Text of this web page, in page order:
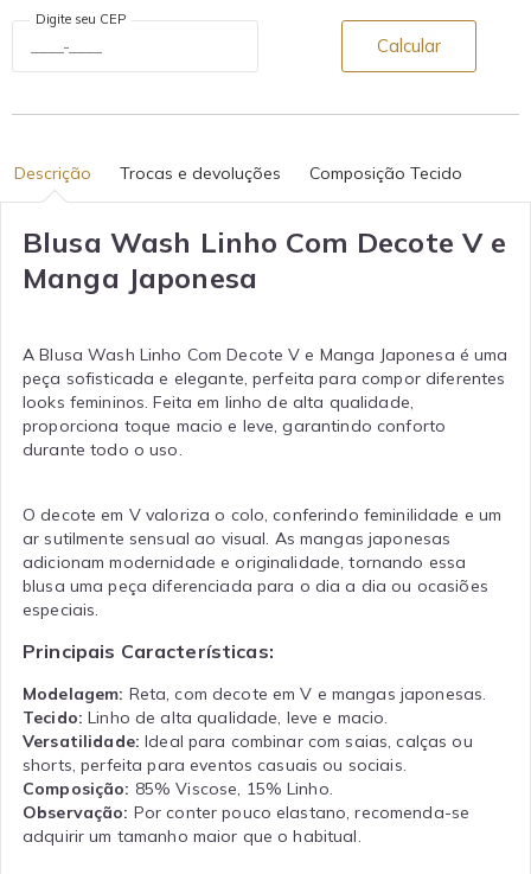
Digite seu CEP
Calcular
Descrição Trocas e devoluções Composição Tecido
Blusa Wash Linho Com Decote V e
Manga Japonesa
A Blusa Wash Linho Com Decote V e Manga Japonesa é uma
peça sofisticada e elegante, perfeita para compor diferentes
looks femininos. Feita em linho de alta qualidade,
proporciona toque macio e leve, garantindo conforto
durante todo o uso.
O decote em V valoriza o colo, conferindo feminilidade e um
ar sutilmente sensual ao visual. As mangas japonesas
adicionam modernidade e originalidade, tornando essa
blusa uma peça diferenciada para o dia a dia ou ocasiões
especiais.
Principais Características:
Modelagem: Reta, com decote em V e mangas japonesas.
Tecido: Linho de alta qualidade, leve e macio.
Versatilidade: Ideal para combinar com saias, calças ou
shorts, perfeita para eventos casuais ou sociais.
Composição: 85% Viscose, 15% Linho.
Observação: Por conter pouco elastano, recomenda-se
adquirir um tamanho maior que o habitual.